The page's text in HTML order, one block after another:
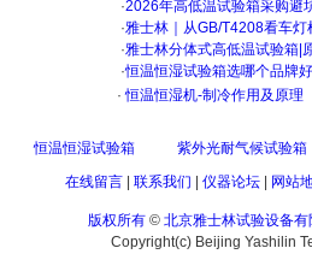
·2026年高低温试验箱采购
·雅士林｜从GB/T4208看车
·雅士林分体式高低温试验箱|
·恒温恒湿试验箱选哪个品牌
· 恒温恒湿机-制冷作用及原理
恒温恒湿试验箱
紫外光耐气候试验箱
在线留言| 联系我们 仪器论坛| 网站
版权所有 © 北京雅士林试验设备有
Copyright(c) Beijing Yashilin